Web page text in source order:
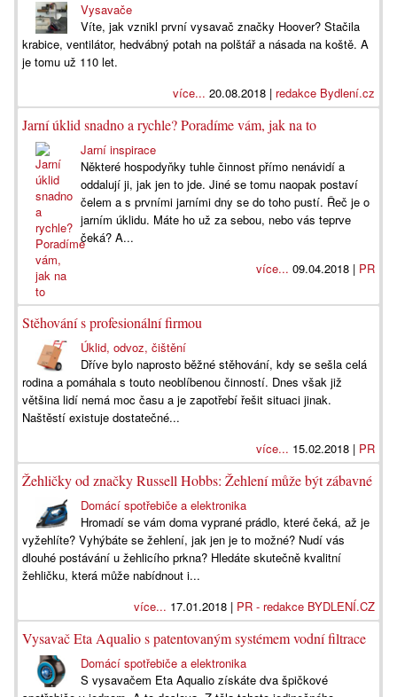
Vysavače
Víte, jak vznikl první vysavač značky Hoover? Stačila
krabice, ventilátor, hedvábný potah na polštář a násada na koště. A
je tomu už 110 let.
více... 20.08.2018 | redakce Bydlení.cz
Jarní úklid snadno a rychle? Poradíme vám, jak na to
Jarní inspirace
Některé hospodyňky tuhle činnost přímo nenávidí a
oddalují ji, jak jen to jde. Jiné se tomu naopak postaví
čelem a s prvními jarními dny se do toho pustí. Řeč je o
jarním úklidu. Máte ho už za sebou, nebo vás teprve
čeká? A...
více... 09.04.2018 | PR
Stěhování s profesionální firmou
Úklid, odvoz, čištění
Dříve bylo naprosto běžné stěhování, kdy se sešla celá
rodina a pomáhala s touto neoblíbenou činností. Dnes však již
většina lidí nemá moc času a je zapotřebí řešit situaci jinak.
Naštěstí existuje dostatečné...
více... 15.02.2018 | PR
Žehličky od značky Russell Hobbs: Žehlení může být zábavné
Domácí spotřebiče a elektronika
Hromadí se vám doma vyprané prádlo, které čeká, až je
vyžehlíte? Vyhýbáte se žehlení, jak jen je to možné? Nudí vás
dlouhé postávání u žehlicího prkna? Hledáte skutečně kvalitní
žehličku, která může nabídnout i...
více... 17.01.2018 | PR - redakce BYDLENÍ.CZ
Vysavač Eta Aqualio s patentovaným systémem vodní filtrace
Domácí spotřebiče a elektronika
S vysavačem Eta Aqualio získáte dva špičkové